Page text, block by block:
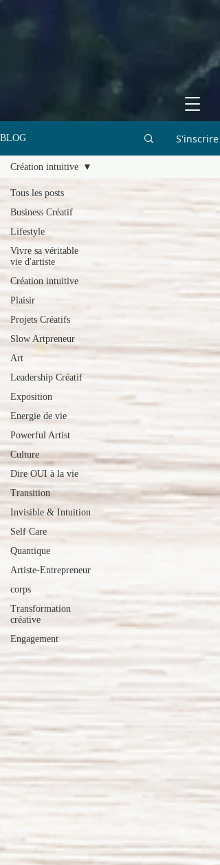
BLOG S'inscrire
Tous les posts
Business Créatif
Lifestyle
Vivre sa véritable
vie d'artiste
Création intuitive
Plaisir
Projets Créatifs
Slow Artpreneur
Art
Leadership Créatif
Exposition
Energie de vie
Powerful Artist
Culture
Dire OUI à la vie
Transition
Invisible & Intuition
Self Care
Quantique
Artiste-Entrepreneur
corps
Transformation
créative
Engagement
Création intuitive